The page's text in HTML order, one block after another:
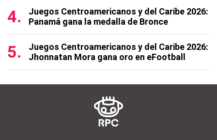
Juegos Centroamericanos y del Caribe 2026:
Panamá gana la medalla de Bronce
Juegos Centroamericanos y del Caribe 2026:
Jhonnatan Mora gana oro en eFootball